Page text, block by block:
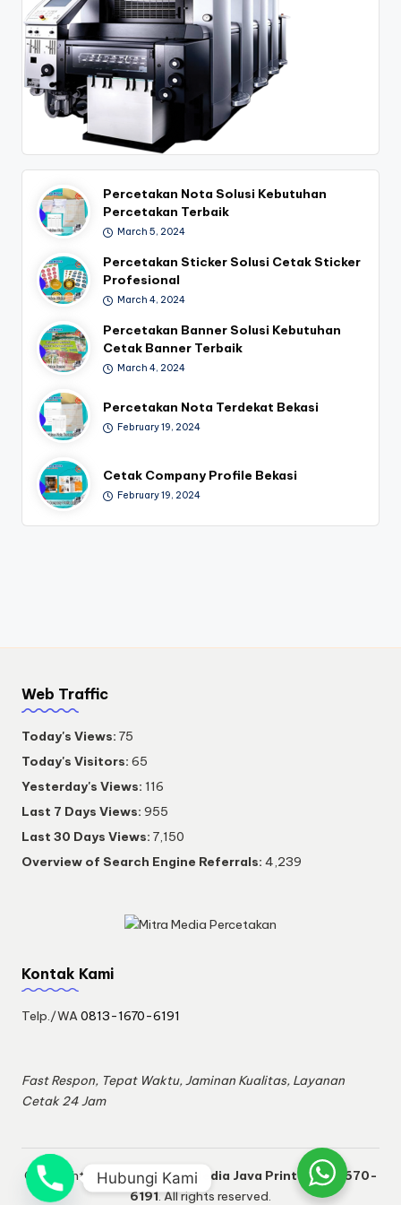
Percetakan Nota Solusi Kebutuhan
Percetakan Terbaik
March 5, 2024
Percetakan Sticker Solusi Cetak Sticker
Profesional
March 4, 2024
Percetakan Banner Solusi Kebutuhan
Cetak Banner Terbaik
March 4, 2024
Percetakan Nota Terdekat Bekasi
February 19, 2024
Cetak Company Profile Bekasi
February 19, 2024
Web Traffic
Today's Views: 75
Today's Visitors: 65
Yesterday's Views: 116
Last 7 Days Views: 955
Last 30 Days Views: 7,150
Overview of Search Engine Referrals: 4,239
Kontak Kami
Telp./WA0813-1670-6191
Fast Respon, Tepat Waktu, Jaminan Kualitas, Layanan
Cetak 24 Jam
Copyright 2026 —M2 MitraMedia Java Print 0813-1670-
6191. All rights reserved.
Hubungi Kami